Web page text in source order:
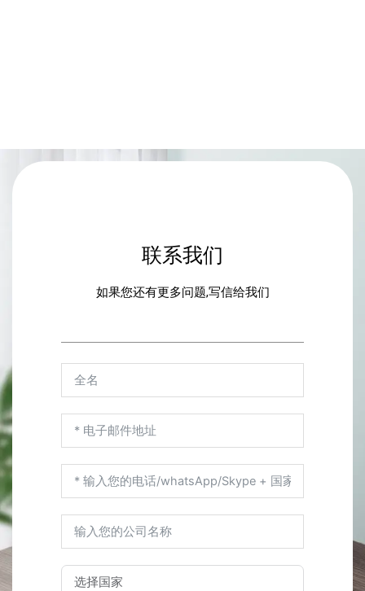
联系我们
如果您还有更多问题,写信给我们